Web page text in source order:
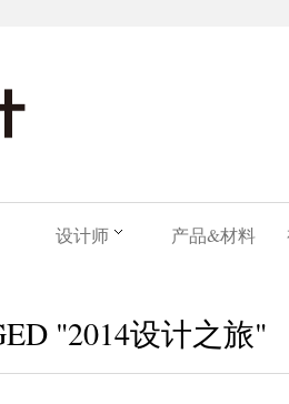
设计师 产品&材料
"2014设计之旅"